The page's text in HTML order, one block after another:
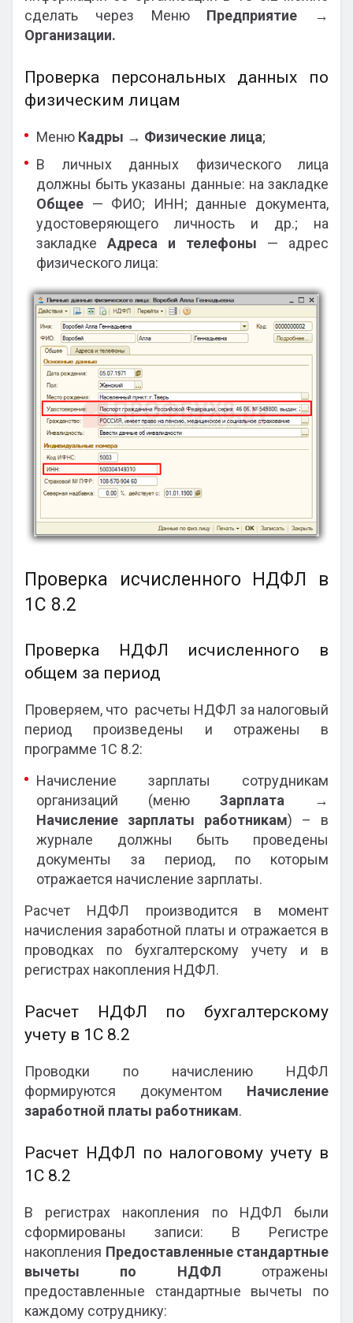
сделать через Меню Предприятие →
Организации.
Проверка персональных данных по
физическим лицам
Меню Кадры → Физические лица;
В личных данных физического лица
должны быть указаны данные: на закладке
Общее — ФИО; ИНН; данные документа,
удостоверяющего личность и др.; на
закладке Адреса и телефоны — адрес
физического лица:
Проверка исчисленного НДФЛ в
1С 8.2
Проверка НДФЛ исчисленного в
общем за период
Проверяем, что расчеты НДФЛ за налоговый
период произведены и отражены в
программе 1С 8.2:
Начисление зарплаты сотрудникам
организаций (меню Зарплата
→
Начисление зарплаты работникам) – в
журнале должны быть проведены
документы за период, по которым
отражается начисление зарплаты.
Расчет НДФЛ производится в момент
начисления заработной платы и отражается в
проводках по бухгалтерскому учету и в
регистрах накопления НДФЛ.
Расчет НДФЛ по бухгалтерскому
учету в 1С 8.2
Проводки по начислению НДФЛ
формируются документом Начисление
заработной платы работникам.
Расчет НДФЛ по налоговому учету в
1С 8.2
В регистрах накопления по НДФЛ были
сформированы записи: В Регистре
накопления Предоставленные стандартные
вычеты по НДФЛ отражены
предоставленные стандартные вычеты по
каждому сотруднику: